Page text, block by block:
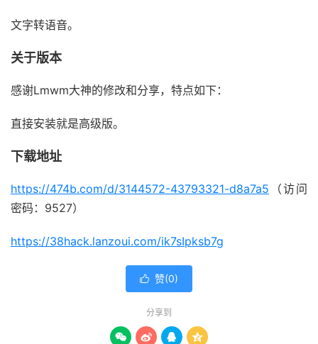
文字转语音。
关于版本
感谢Lmwm大神的修改和分享，特点如下：
直接安装就是高级版。
下载地址
https://474b.com/d/3144572-43793321-d8a7a5 （访问
密码：9527）
https://38hack.lanzoui.com/ik7sIpksb7g
 赞(0)
分享到
   